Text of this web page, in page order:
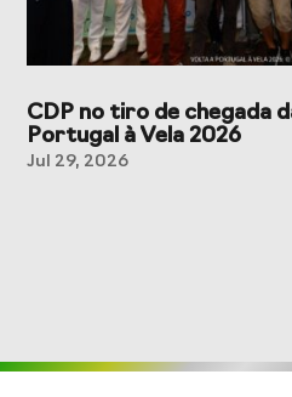
CDP no tiro de chegada
Portugal à Vela 2026
Jul 29, 2026